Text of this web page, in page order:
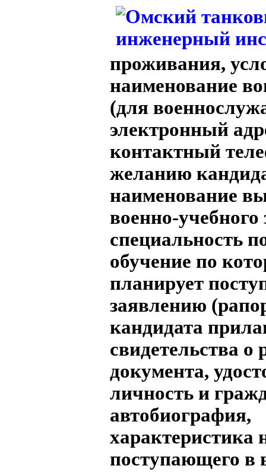
проживания,
наименование
(для
электронный
контактный
желанию
наименование
военно-учебного
специальность
обучение по
планирует
заявлению
кандидата
свидетельства о
документа,
личность и
автобиография,
характеристика
поступающего в